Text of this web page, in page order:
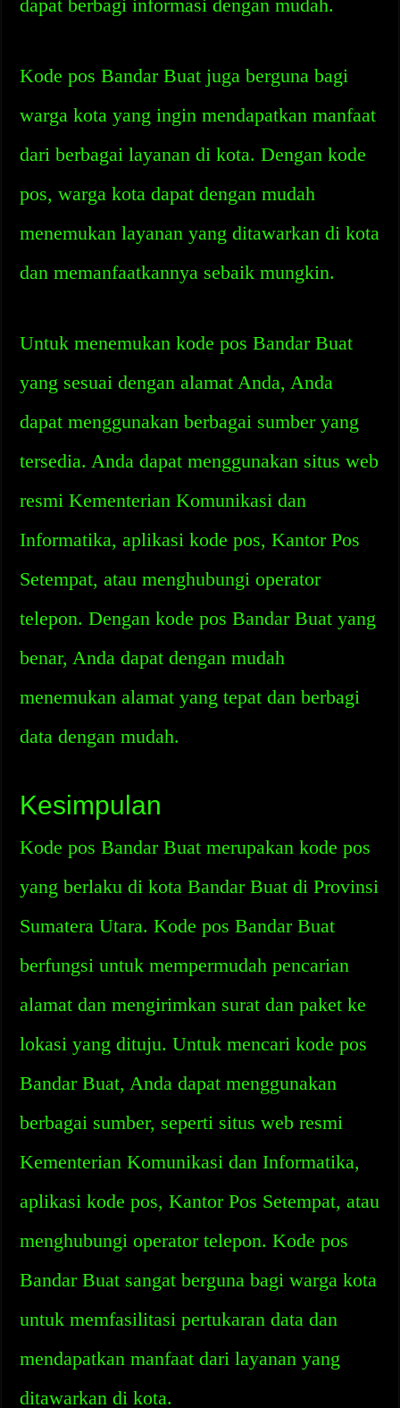
dapat berbagi informasi dengan mudah.
Kode pos Bandar Buat juga berguna bagi
warga kota yang ingin mendapatkan manfaat
dari berbagai layanan di kota. Dengan kode
pos, warga kota dapat dengan mudah
menemukan layanan yang ditawarkan di kota
dan memanfaatkannya sebaik mungkin.
Untuk menemukan kode pos Bandar Buat
yang sesuai dengan alamat Anda, Anda
dapat menggunakan berbagai sumber yang
tersedia. Anda dapat menggunakan situs web
resmi Kementerian Komunikasi dan
Informatika, aplikasi kode pos, Kantor Pos
Setempat, atau menghubungi operator
telepon. Dengan kode pos Bandar Buat yang
benar, Anda dapat dengan mudah
menemukan alamat yang tepat dan berbagi
data dengan mudah.
Kesimpulan
Kode pos Bandar Buat merupakan kode pos
yang berlaku di kota Bandar Buat di Provinsi
Sumatera Utara. Kode pos Bandar Buat
berfungsi untuk mempermudah pencarian
alamat dan mengirimkan surat dan paket ke
lokasi yang dituju. Untuk mencari kode pos
Bandar Buat, Anda dapat menggunakan
berbagai sumber, seperti situs web resmi
Kementerian Komunikasi dan Informatika,
aplikasi kode pos, Kantor Pos Setempat, atau
menghubungi operator telepon. Kode pos
Bandar Buat sangat berguna bagi warga kota
untuk memfasilitasi pertukaran data dan
mendapatkan manfaat dari layanan yang
ditawarkan di kota.